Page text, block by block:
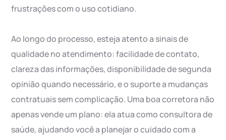
frustrações com o uso cotidiano.
Ao longo do processo, esteja atento a sinais de
qualidade no atendimento: facilidade de contato,
clareza das informações, disponibilidade de segunda
opinião quando necessário, e o suporte a mudanças
contratuais sem complicação. Uma boa corretora não
apenas vende um plano: ela atua como consultora de
saúde, ajudando você a planejar o cuidado com a